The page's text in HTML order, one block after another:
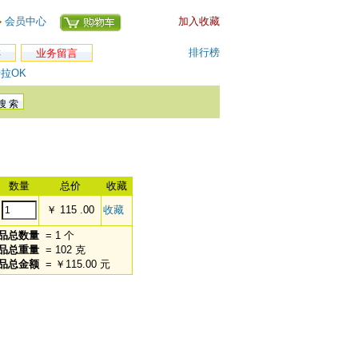
会员中心 加入收藏
业务留言
排行榜
OK
数量 总价
收藏
￥ 115 .00
收藏
总数量 = 1 个
总重量 = 102 克
总金额 = ￥115.00 元